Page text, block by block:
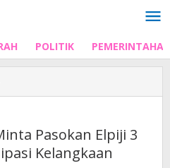
POLITIK
Mamuju
Elpiji
3
Pasokan Elpiji 3
Kelangkaan